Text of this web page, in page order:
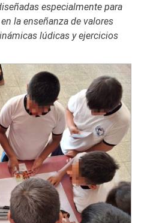
especialmente para
la enseñanza de valores
lúdicas y ejercicios